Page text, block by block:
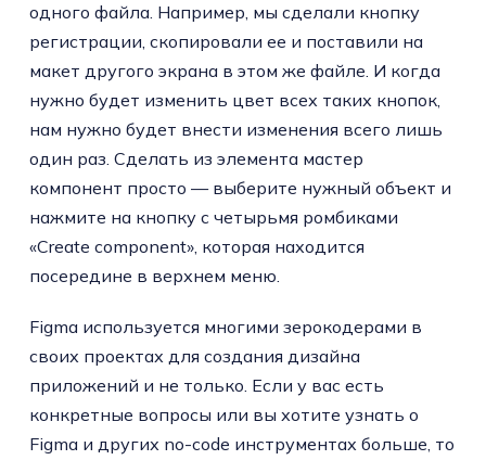
одного файла. Например, мы сделали кнопку
регистрации, скопировали ее и поставили на
макет другого экрана в этом же файле. И когда
нужно будет изменить цвет всех таких кнопок,
нам нужно будет внести изменения всего лишь
один раз. Сделать из элемента мастер
компонент просто — выберите нужный объект и
нажмите на кнопку с четырьмя ромбиками
«Create component», которая находится
посередине в верхнем меню.
Figma используется многими зерокодерами в
своих проектах для создания дизайна
приложений и не только. Если у вас есть
конкретные вопросы или вы хотите узнать о
Figma и других no-code инструментах больше, то